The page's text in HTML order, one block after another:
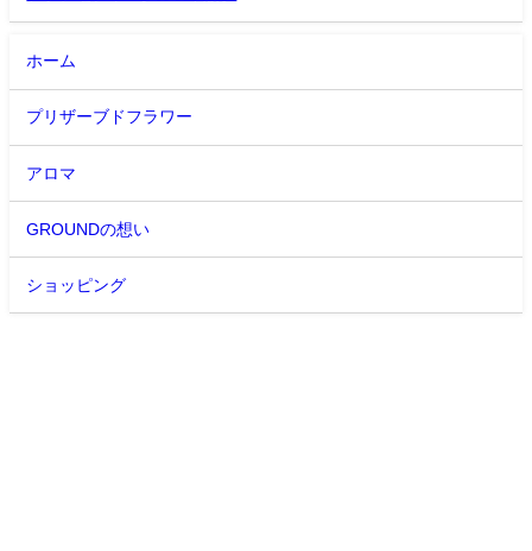
ホーム
プリザーブドフラワー
アロマ
GROUNDの想い
ショッピング